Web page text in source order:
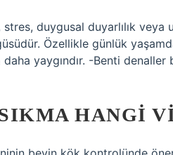
stres, duygusal duyarlılık
Özellikle günlük
daha yaygındır. -Benti
HANGI